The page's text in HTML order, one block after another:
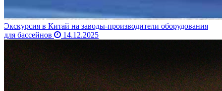
Экскурсия в Китай на заводы-производители оборудования
для бассейнов
14.12.2025